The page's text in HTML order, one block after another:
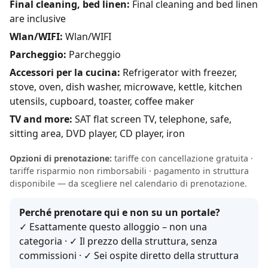
Final cleaning, bed linen: Final cleaning and bed linen
are inclusive
Wlan/WIFI: Wlan/WIFI
Parcheggio: Parcheggio
Accessori per la cucina: Refrigerator with freezer,
stove, oven, dish washer, microwave, kettle, kitchen
utensils, cupboard, toaster, coffee maker
TV and more: SAT flat screen TV, telephone, safe,
sitting area, DVD player, CD player, iron
Opzioni di prenotazione: tariffe con cancellazione gratuita ·
tariffe risparmio non rimborsabili · pagamento in struttura
disponibile — da scegliere nel calendario di prenotazione.
Perché prenotare qui e non su un portale?
✓ Esattamente questo alloggio – non una
categoria · ✓ Il prezzo della struttura, senza
commissioni · ✓ Sei ospite diretto della struttura